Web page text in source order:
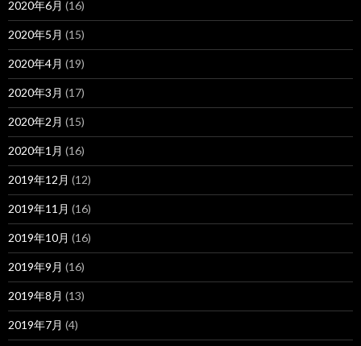
2020年6月 (16)
2020年5月 (15)
2020年4月 (19)
2020年3月 (17)
2020年2月 (15)
2020年1月 (16)
2019年12月 (12)
2019年11月 (16)
2019年10月 (16)
2019年9月 (16)
2019年8月 (13)
2019年7月 (4)